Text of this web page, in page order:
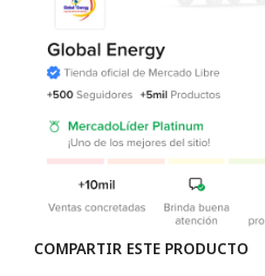
COMPARTIR ESTE PRODUCTO